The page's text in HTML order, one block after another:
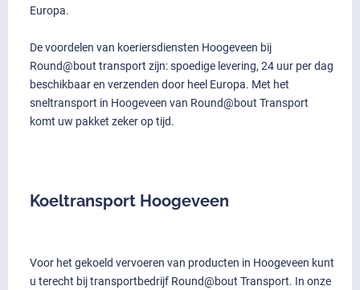
Europa.
De voordelen van koeriersdiensten Hoogeveen bij
Round@bout transport zijn: spoedige levering, 24 uur per dag
beschikbaar en verzenden door heel Europa. Met het
sneltransport in Hoogeveen van Round@bout Transport
komt uw pakket zeker op tijd.
Koeltransport Hoogeveen
Voor het gekoeld vervoeren van producten in Hoogeveen kunt
u terecht bij transportbedrijf Round@bout Transport. In onze